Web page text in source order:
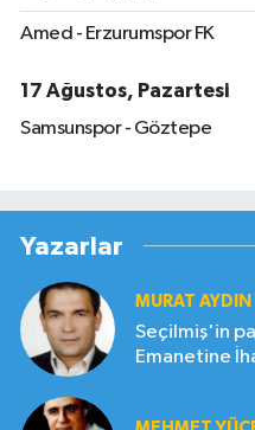
Amed - Erzurumspor FK
17 Ağustos, Pazartesi
Samsunspor - Göztepe
Yazarlar
MURAT AYDIN
Seçilmiş'in
Emanetine